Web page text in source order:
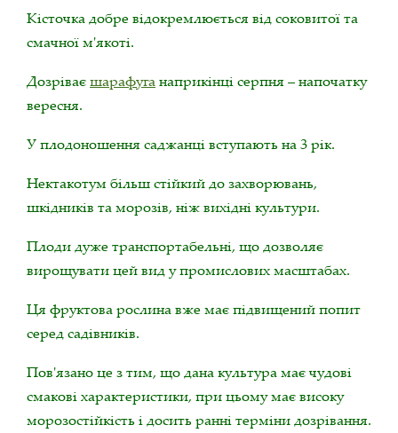
Кісточка добре відокремлюється від соковитої та
смачної м'якоті.
Дозріваєшарафуганаприкінці серпня – напочатку
вересня.
У плодоношення саджанці вступають на 3 рік.
Нектакотум більш стійкий до захворювань,
шкідників та морозів, ніж вихідні культури.
Плоди дуже транспортабельні, що дозволяє
вирощувати цей вид у промислових масштабах.
Ця фруктова рослина вже має підвищений попит
серед садівників.
Пов'язано це з тим, що дана культура має чудові
смакові характеристики, при цьому має високу
морозостійкість і досить ранні терміни дозрівання.